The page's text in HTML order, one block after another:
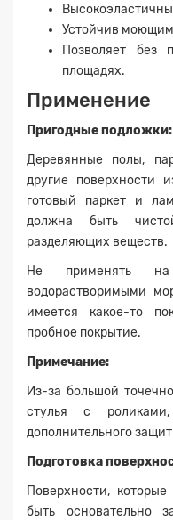
Устойчив
Позволяет без
площадях.
Применение
Пригодные подложки:
Деревянные полы,
другие поверхности
готовый паркет и
должна быть
разделяющих веществ.
Не применять на
водорастворимыми
имеется какое-то
пробное покрытие.
Примечание:
Из-за большой
стулья с роликами,
дополнительного
Подготовка
Поверхности,
быть основательно